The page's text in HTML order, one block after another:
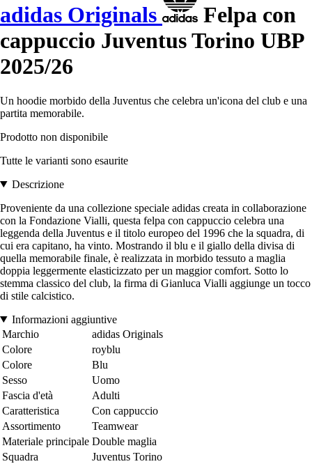
adidas Originals
Felpa con
cappuccio Juventus Torino UBP
2025/26
Un hoodie morbido della Juventus che celebra un'icona del club e una
partita memorabile.
Prodotto non disponibile
Tutte le varianti sono esaurite
Descrizione
Proveniente da una collezione speciale adidas creata in collaborazione
con la Fondazione Vialli, questa felpa con cappuccio celebra una
leggenda della Juventus e il titolo europeo del 1996 che la squadra, di
cui era capitano, ha vinto. Mostrando il blu e il giallo della divisa di
quella memorabile finale, è realizzata in morbido tessuto a maglia
doppia leggermente elasticizzato per un maggior comfort. Sotto lo
stemma classico del club, la firma di Gianluca Vialli aggiunge un tocco
di stile calcistico.
Informazioni aggiuntive
Marchio
adidas Originals
Colore
royblu
Colore
Blu
Sesso
Uomo
Fascia d'età
Adulti
Caratteristica
Con cappuccio
Assortimento
Teamwear
Materiale principale Double maglia
Squadra
Juventus Torino